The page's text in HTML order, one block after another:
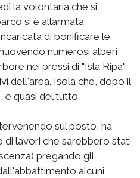
la volontaria che si
si è allarmata
di bonificare le
numerosi alberi
nei pressi di "Isla Ripa",
dell'area. Isola che, dopo il
è quasi del tutto
sul posto, ha
di lavori che sarebbero stati
pregando gli
alcuni